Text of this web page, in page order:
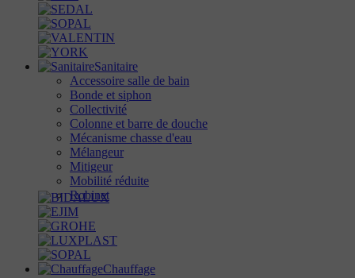
Sanitaire
Accessoire salle de bain
Bonde et siphon
Collectivité
Colonne et barre de douche
Mécanisme chasse d'eau
Mélangeur
Mitigeur
Mobilité réduite
Robinet
Chauffage